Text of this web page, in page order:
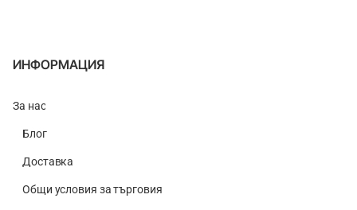
ИНФОРМАЦИЯ
За нас
Блог
Доставка
Общи условия за търговия